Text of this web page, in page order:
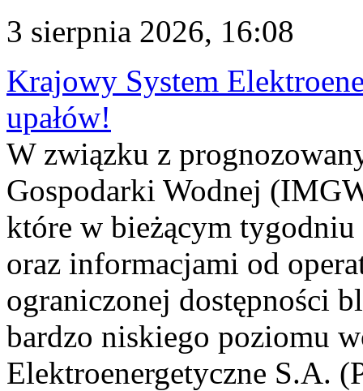
3 sierpnia 2026, 16:08
Krajowy System
upałów!
W związku z
Gospodarki Wodnej
które w bieżącym tygodniu
oraz informacjami od
ograniczonej dostępności
bardzo niskiego poziomu
Elektroenergetyczne S.A.